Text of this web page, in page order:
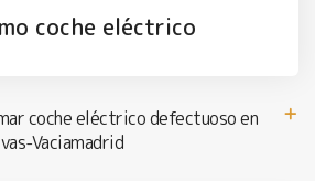
coche eléctrico
coche eléctrico defectuoso en
Vaciamadrid